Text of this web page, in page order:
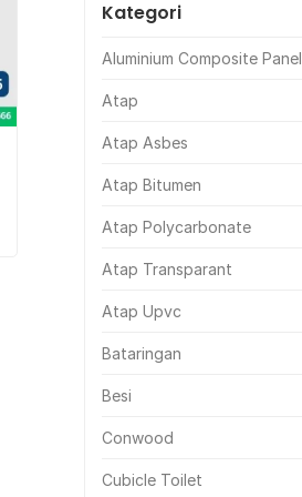
Kategori
Aluminium Composite Panel
Atap
Atap Asbes
Atap Bitumen
Atap Polycarbonate
Atap Transparant
Atap Upvc
Bataringan
Besi
Conwood
Cubicle Toilet